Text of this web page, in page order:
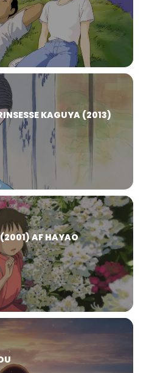
KAGUYA (2013)
(2001) AF HAYAO